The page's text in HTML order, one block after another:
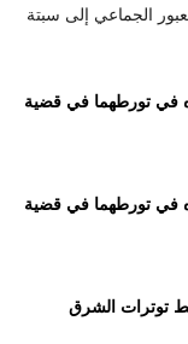
الجماعي إلى سبتة
في تورطهما في قضية
في تورطهما في قضية
توترات الشرق